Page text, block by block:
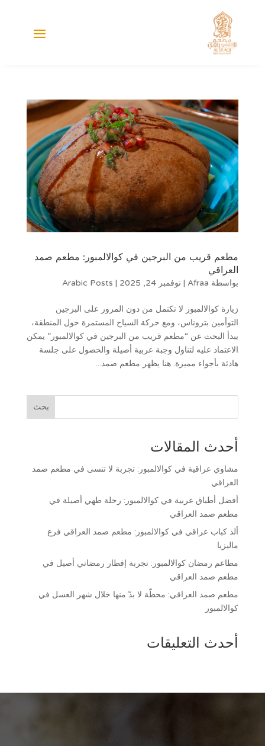
مطعم قريب من البرجين في كوالالمبور: مطعم صمد
العراقي
بواسطة Afraa
| نوفمبر 24, 2025 |
Arabic Posts
زيارة كوالالمبور لا تكتمل من دون المرور على البرجين
التوأمين بتروناس، ومع حركة السياح المستمرة حول المنطقة،
يبدأ البحث عن “مطعم قريب من البرجين في كوالالمبور” يمكن
الاعتماد عليه لتناول وجبة عربية أصيلة والحصول على جلسة
هادئة بأجواء مميزة. هنا يظهر مطعم صمد...
أحدث المقالات
مشاوي عراقية في كوالالمبور: تجربة لا تنسى في مطعم صمد
العراقي
أفضل أطباق عربية في كوالالمبور: رحلة طهي أصيلة في
مطعم صمد العراقي
ألذ كباب عراقي في كوالالمبور: مطعم صمد العراقي فرع
ماليزيا
مطاعم رمضان كوالالمبور: تجربة إفطار رمضاني أصيل في
مطعم صمد العراقي
مطعم صمد العراقي: محطّة لا بدّ منها خلال شهر العسل في
كوالالمبور
أحدث التعليقات